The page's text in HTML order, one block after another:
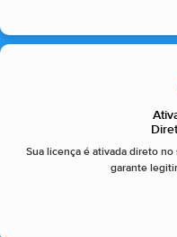
Sua licença é ativada direto
garante